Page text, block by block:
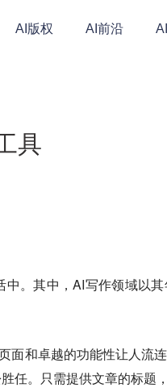
AI版权 AI前沿
具
。其中，AI写作领域以
面和卓越的功能性让人流
任。只需提供文章的标题